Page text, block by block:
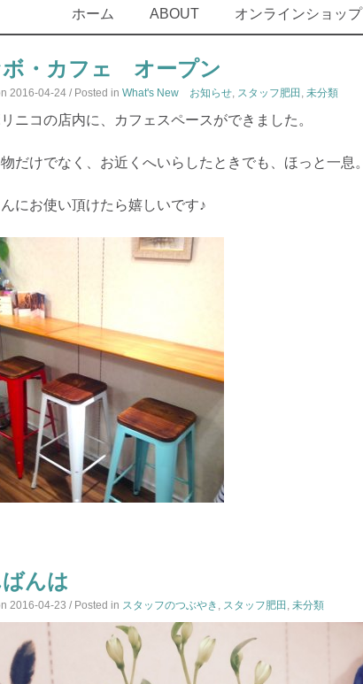
ホーム ABOUT オンラインショップ
ボ・カフェ オープン
2016-04-24 / Posted in What's New お知らせ, スタッフ肥田 , 未分類
ニコの店内に、カフェスペースができました。
だけでなく、お近くへいらしたときでも、ほっと一息。
にお使い頂けたら嬉しいです♪
んは
2016-04-23 / Posted in スタッフのつぶやき , スタッフ肥田 , 未分類